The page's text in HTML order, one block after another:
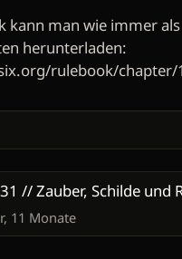
kann man wie immer
herunterladen:
rulebook/chapter/
// Zauber, Schilde und
11 Monate